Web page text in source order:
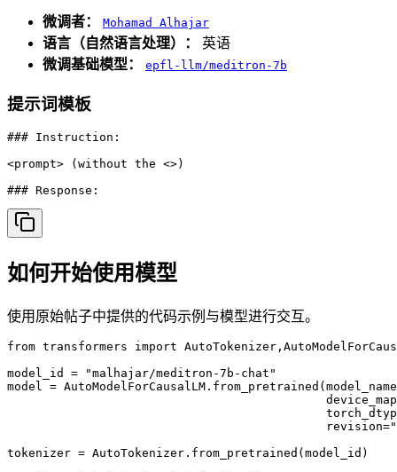
微调者： Mohamad Alhajar
语言（自然语言处理）：
英语
微调基础模型：
epfl-llm/meditron-7b
提示词模板
### Instruction:
<prompt> (without the <>)
### Response:
如何开始使用模型
使用原始帖子中提供的代码示例与模型进行交互。
from transformers import
model_id = "malhajar/meditron-7b-chat"
model =
tokenizer = AutoTokenizer.from_pretrained(model_id)